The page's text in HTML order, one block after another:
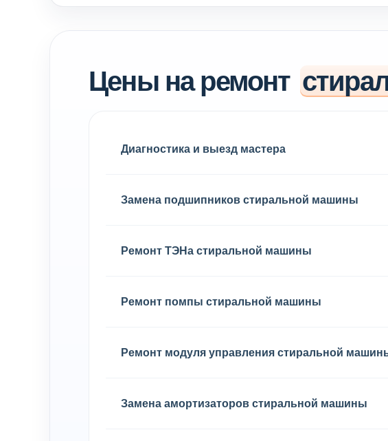
Цены на ремонт
Диагностика и выезд мастера
Замена подшипников стиральной машины
Ремонт ТЭНа стиральной машины
Ремонт помпы стиральной машины
Ремонт модуля управления стиральной
Замена амортизаторов стиральной машины